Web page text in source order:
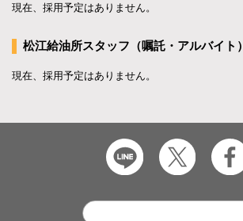
現在、採用予定はありません。
松江給油所スタッフ（嘱託・アルバイト）
現在、採用予定はありません。